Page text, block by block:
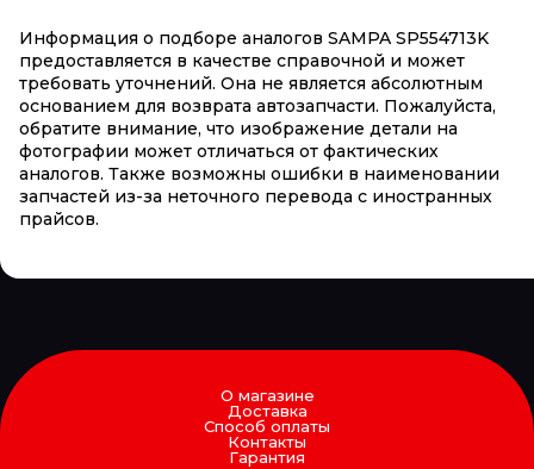
Информация о подборе аналогов SAMPA SP554713K
предоставляется в качестве справочной и может
требовать уточнений. Она не является абсолютным
основанием для возврата автозапчасти. Пожалуйста,
обратите внимание, что изображение детали на
фотографии может отличаться от фактических
аналогов. Также возможны ошибки в наименовании
запчастей из-за неточного перевода с иностранных
прайсов.
О магазине
Доставка
Способ оплаты
Контакты
Гарантия